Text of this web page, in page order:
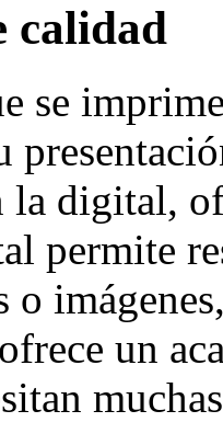
calidad
se
la digital,
permite
o
un